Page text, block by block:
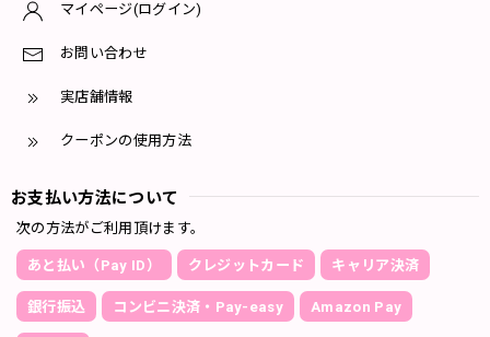
マイページ(ログイン)
お問い合わせ
実店舗情報
クーポンの使用方法
お支払い方法について
次の方法がご利用頂けます。
あと払い（Pay ID） クレジットカード キャリア決済
銀行振込 コンビニ決済・Pay-easy Amazon Pay